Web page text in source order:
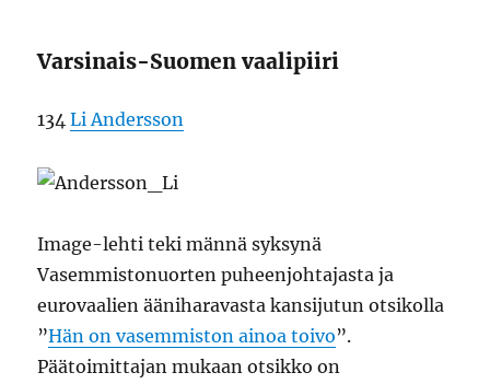
Varsinais-Suomen vaalipiiri
134Li Andersson
Image-lehti teki männä syksynä
Vasemmistonuorten puheenjohtajasta ja
eurovaalien ääniharavasta kansijutun otsikolla
”Hän on vasemmiston ainoa toivo”.
Päätoimittajan mukaan otsikko on